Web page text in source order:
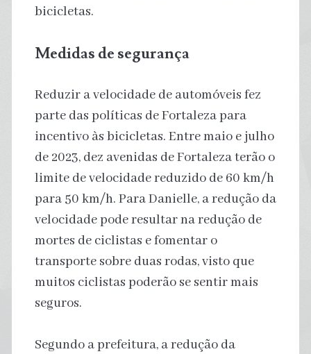
bicicletas.
Medidas de segurança
Reduzir a velocidade de automóveis fez
parte das políticas de Fortaleza para
incentivo às bicicletas. Entre maio e julho
de 2023, dez avenidas de Fortaleza terão o
limite de velocidade reduzido de 60 km/h
para 50 km/h. Para Danielle, a redução da
velocidade pode resultar na redução de
mortes de ciclistas e fomentar o
transporte sobre duas rodas, visto que
muitos ciclistas poderão se sentir mais
seguros.
Segundo a prefeitura, a redução da